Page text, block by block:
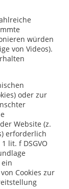
würden
von Videos).
oder zur
Website (z.
erforderlich
lit. f DSGVO
Cookies zur